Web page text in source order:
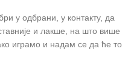
у одбрани, у контакту, да
и лакше, на што више
играмо и надам се да ће то